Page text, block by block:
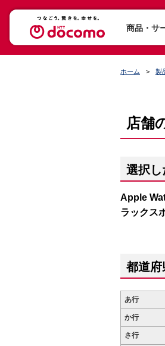
商品・サ
ホーム 製
店舗
選択し
Apple
ラックス
都道府
あ行
か行
さ行